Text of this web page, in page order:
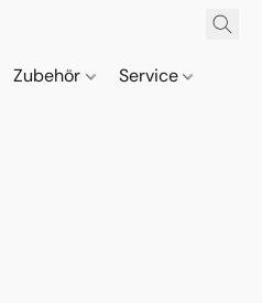
Zubehör Service